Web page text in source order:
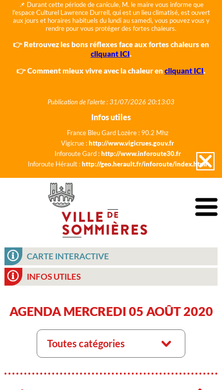
📌 Durant cette période de canicule, M. le maire vous informe que
l'espace Culturel Lawrence Durrell, qui est un lieu climatisé, est ouvert
aux jours et horaires habituels du lundi au samedi, vous pouvez vous y
rendre pour vous protéger des fortes chaleurs.
👉 Retrouvez les bons réflexes face aux fortes chaleurs en
cliquant ICI.
👉 Comment mieux vivre avec la chaleur en cliquant ICI.
Publication de l'alerte : 31/07/2026 20:13:03
Infos utiles
France Bleu Gard Lozère : 90.2 Mhz
Vigicrue :http://www.vigicrues.gouv.fr
Inforoute Gard :http://www.inforoute30.fr
Inforoute Hérault :http://geo.herault.fr/inforoute/index.html
CARTE INTERACTIVE
INFOS UTILES
AGENDA MERCREDI 05 AOÛT 2020
Toutes catégories